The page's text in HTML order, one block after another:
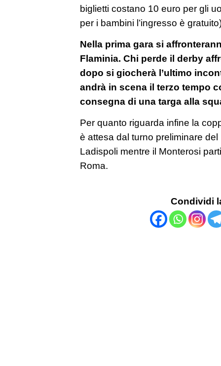
biglietti costano 10 euro per gli
per i bambini l’ingresso è
Nella prima gara si
Flaminia. Chi perde il derby
dopo si giocherà l’ultimo
andrà in scena il terzo tempo
consegna di una targa alla
Per quanto riguarda infine la
è attesa dal turno preliminare
Ladispoli mentre il Monterosi
Roma.
Condividi